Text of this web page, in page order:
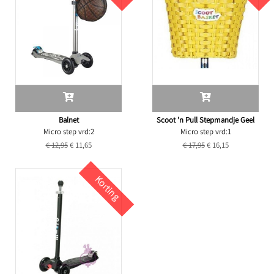
Balnet
Micro step vrd:2
€ 12,95€ 11,65
Scoot 'n Pull Stepmandje Geel
Micro step vrd:1
€ 17,95€ 16,15
Korting